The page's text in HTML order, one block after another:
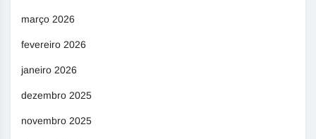
março 2026
fevereiro 2026
janeiro 2026
dezembro 2025
novembro 2025